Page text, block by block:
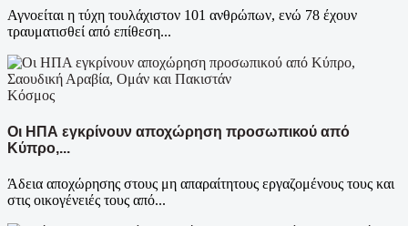
Αγνοείται η τύχη τουλάχιστον 101 ανθρώπων, ενώ 78 έχουν
τραυματισθεί από επίθεση...
Κόσμος
Οι ΗΠΑ εγκρίνουν αποχώρηση προσωπικού από
Κύπρο,...
Άδεια αποχώρησης στους μη απαραίτητους εργαζομένους τους και
στις οικογένειές τους από...